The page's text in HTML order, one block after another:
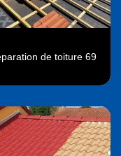
de toiture 69